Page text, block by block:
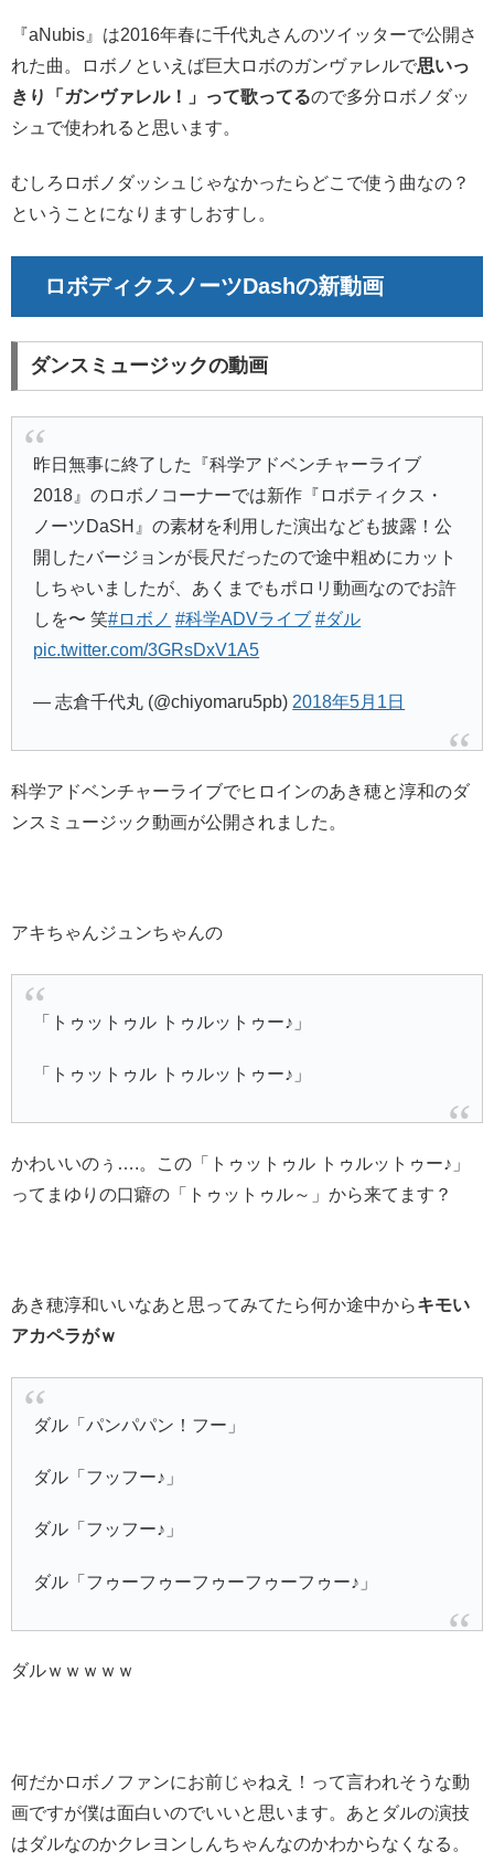
『aNubis 』は2016年春に千代丸さんのツイッターで公開さ
れた曲。ロボノといえば巨大ロボのガンヴァレルで思いっ
きり「ガンヴァレル！」って歌ってるので多分ロボノダッ
シュで使われると思います。
むしろロボノダッシュじゃなかったらどこで使う曲なの？
ということになりますしおすし。
ロボディクスノーツDashの新動画
ダンスミュージックの動画
昨日無事に終了した『科学アドベンチャーライブ
2018』のロボノコーナーでは新作『ロボティクス・
ノーツDaSH』の素材を利用した演出なども披露！公
開したバージョンが長尺だったので途中粗めにカット
しちゃいましたが、あくまでもポロリ動画なのでお許
しを〜 笑#ロボノ #科学ADVライブ #ダル
pic.twitter.com/3GRsDxV1A5
— 志倉千代丸 (@chiyomaru5pb) 2018年5月1日
科学アドベンチャーライブでヒロインのあき穂と淳和のダ
ンスミュージック動画が公開されました。
アキちゃんジュンちゃんの
「トゥットゥル トゥルットゥー♪」
「トゥットゥル トゥルットゥー♪」
かわいいのぅ….。この「トゥットゥル トゥルットゥー♪」
ってまゆりの口癖の「トゥットゥル～」から来てます？
あき穂淳和いいなあと思ってみてたら何か途中からキモい
アカペラがｗ
ダル「パンパパン！フー」
ダル「フッフー♪」
ダル「フッフー♪」
ダル「フゥーフゥーフゥーフゥーフゥー♪」
ダルｗｗｗｗｗ
何だかロボノファンにお前じゃねえ！って言われそうな動
画ですが僕は面白いのでいいと思います。あとダルの演技
はダルなのかクレヨンしんちゃんなのかわからなくなる。